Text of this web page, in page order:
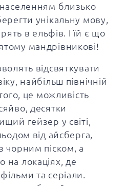
населенням близько
унікальну мову,
в ельфів. І їй є що
мандрівникові!
відсвяткувати
найбільш північній
це можливість
десятки
гейзер у світі,
від айсберга,
чорним піском, а
на локаціях, де
та серіали.